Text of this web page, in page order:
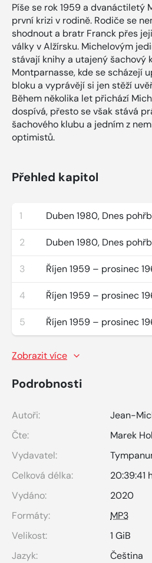
Píše se rok 1959 a dvanáctiletý
první krizi v rodině. Rodiče se
shodnout a bratr Franck přes
války v Alžírsku. Michelovým
stávají knihy a utajený šachový
Montparnasse, kde se scházejí
bloku a vyprávějí si jen stěží
Během několika let přichází
dospívá, přesto se však stává
šachového klubu a jedním z
optimistů.
Přehled kapitol
1 Duben 1980, Dnes
2 Duben 1980, Dnes
3 Říjen 1959 – prosinec
4 Říjen 1959 – prosinec
5 Říjen 1959 – prosinec
Zobrazit více
Podrobnosti
Autoři:
Jean-
Čte:
Marek
Vydavatel:
Celková délka:
20:39:41
Vydáno:
2020
Formáty:
MP3
Velikost:
1 GiB
Jazyk:
Čeština